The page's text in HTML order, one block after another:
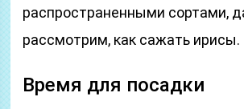
распространенными сортами,
рассмотрим, как сажать ирисы.
Время для посадки